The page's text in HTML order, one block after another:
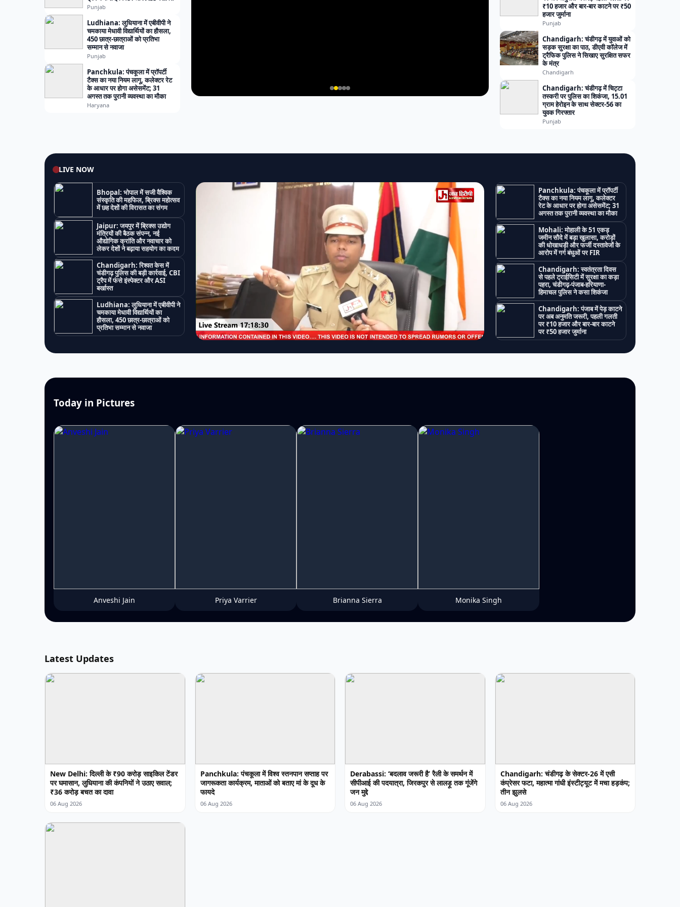
Punjab
Ludhiana: लुधियाना में एबीवीपी ने
चमकाया मेधावी विद्यार्थियों का हौसला,
450 छात्र-छात्राओं को प्रतिभा
सम्मान से नवाजा
Punjab
Panchkula: पंचकूला में प्रॉपर्टी
टैक्स का नया नियम लागू, कलेक्टर रेट
के आधार पर होगा असेसमेंट; 31
अगस्त तक पुरानी व्यवस्था का मौका
Haryana
₹10 हजार और बार-बार काटने पर ₹50
हजार जुर्माना
Punjab
Chandigarh: चंडीगढ़ में युवाओं को
सड़क सुरक्षा का पाठ, डीएवी कॉलेज में
ट्रैफिक पुलिस ने सिखाए सुरक्षित सफर
के मंत्र
Chandigarh
Chandigarh: चंडीगढ़ में चिट्टा
तस्करी पर पुलिस का शिकंजा, 15.01
ग्राम हेरोइन के साथ सेक्टर-56 का
युवक गिरफ्तार
Punjab
LIVE NOW
Bhopal: भोपाल में सजी वैश्विक
संस्कृति की महफिल, ब्रिक्स महोत्सव
में छह देशों की विरासत का संगम
Jaipur: जयपुर में ब्रिक्स उद्योग
मंत्रियों की बैठक संपन्न, नई
औद्योगिक क्रांति और नवाचार को
लेकर देशों ने बढ़ाया सहयोग का कदम
Chandigarh: रिश्वत केस में
चंडीगढ़ पुलिस की बड़ी कार्रवाई, CBI
ट्रैप में फंसे इंस्पेक्टर और ASI
बर्खास्त
Ludhiana: लुधियाना में एबीवीपी ने
चमकाया मेधावी विद्यार्थियों का
हौसला, 450 छात्र-छात्राओं को
प्रतिभा सम्मान से नवाजा
Panchkula: पंचकूला में प्रॉपर्टी
टैक्स का नया नियम लागू, कलेक्टर
रेट के आधार पर होगा असेसमेंट; 31
अगस्त तक पुरानी व्यवस्था का मौका
Mohali: मोहाली के 51 एकड़
जमीन सौदे में बड़ा खुलासा, करोड़ों
की धोखाधड़ी और फर्जी दस्तावेजों के
आरोप में गर्ग बंधुओं पर FIR
Chandigarh: स्वतंत्रता दिवस
से पहले ट्राईसिटी में सुरक्षा का कड़ा
पहरा, चंडीगढ़-पंजाब-हरियाणा-
हिमाचल पुलिस ने कसा शिकंजा
Chandigarh: पंजाब में पेड़ काटने
पर अब अनुमति जरूरी, पहली गलती
पर ₹10 हजार और बार-बार काटने
पर ₹50 हजार जुर्माना
Today in Pictures
Anveshi Jain Priya Varrier Brianna Sierra Monika Singh
Latest Updates
New Delhi: दिल्ली के ₹90 करोड़ साइकिल टेंडर
पर घमासान, लुधियाना की कंपनियों ने उठाए सवाल;
₹36 करोड़ बचत का दावा
06 Aug 2026
Panchkula: पंचकूला में विश्व स्तनपान सप्ताह पर
जागरूकता कार्यक्रम, माताओं को बताए मां के दूध के
फायदे
06 Aug 2026
Derabassi: ‘बदलाव जरूरी है’ रैली के समर्थन में
सीपीआई की पदयात्रा, जिरकपुर से लालड़ू तक गूंजेंगे
जन मुद्दे
06 Aug 2026
Chandigarh: चंडीगढ़ के सेक्टर-26 में एसी
कंप्रेसर फटा, महात्मा गांधी इंस्टीट्यूट में मचा हड़कंप;
तीन झुलसे
06 Aug 2026